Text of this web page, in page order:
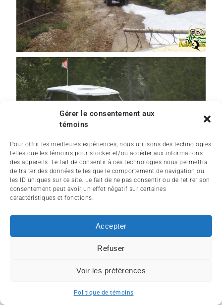
Gérer le consentement aux
témoins
Pour offrir les meilleures expériences, nous utilisons des technologies
telles que les témoins pour stocker et/ou accéder aux informations
des appareils. Le fait de consentir à ces technologies nous permettra
de traiter des données telles que le comportement de navigation ou
les ID uniques sur ce site. Le fait de ne pas consentir ou de retirer son
consentement peut avoir un effet négatif sur certaines
caractéristiques et fonctions.
Accepter
Refuser
Voir les préférences
Politique de témoins